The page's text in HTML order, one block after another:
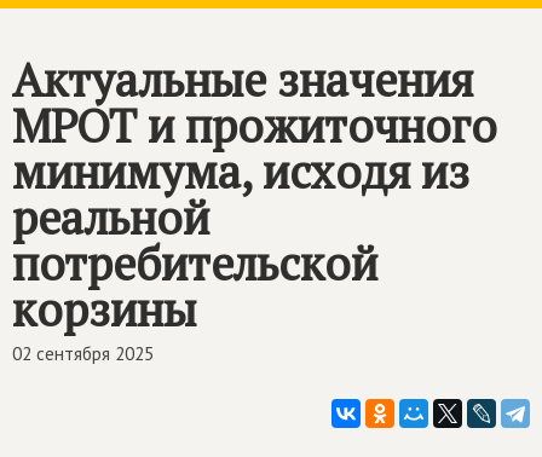
Актуальные значения
МРОТ и прожиточного
минимума, исходя из
реальной
потребительской
корзины
02 сентября 2025